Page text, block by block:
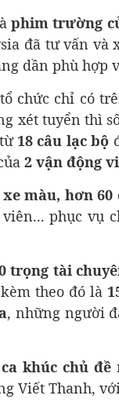
phim trường
đã tư vấn
dần phù hợp
chức chỉ có
xét tuyển thì
18 câu lạc bộ
2 vận động
xe màu, hơn 60
phục vụ
trọng tài
theo đó là
, những người
ca khúc chủ đề
Viết Thanh,